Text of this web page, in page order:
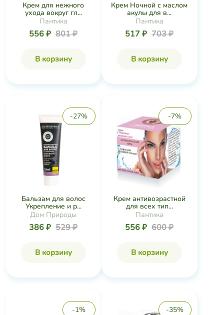
Крем для нежного
ухода вокруг гл...
Пантика
556 ₽ 801 ₽
В корзину
Крем Ночной с маслом
акулы для в...
Пантика
517 ₽ 703 ₽
В корзину
-27%
Бальзам для волос
Укрепление и р...
Дом Природы
386 ₽ 529 ₽
В корзину
-7%
Крем антивозрастной
для всех тип...
Пантика
556 ₽ 600 ₽
В корзину
-1% -35%